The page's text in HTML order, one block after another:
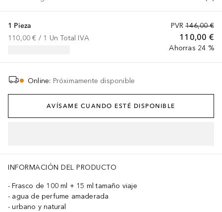
PVR 146,00 €
110,00 €
Ahorras 24 %
1 Pieza
110,00 € / 1 Un Total IVA
Online: Próximamente disponible
AVÍSAME CUANDO ESTÉ DISPONIBLE
INFORMACIÓN DEL PRODUCTO
Frasco de 100 ml + 15 ml tamaño viaje
agua de perfume amaderada
urbano y natural